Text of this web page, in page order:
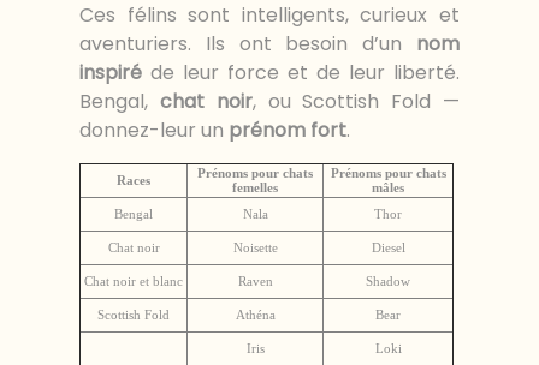
Ces félins sont intelligents, curieux et
aventuriers. Ils ont besoin d’un nom
inspiré de leur force et de leur liberté.
Bengal, chat noir, ou Scottish Fold —
donnez-leur un prénom fort.
Races
Prénoms pour chats
femelles
Prénoms pour chats
mâles
Bengal
Nala Thor
Chat noir Noisette Diesel
Chat noir et blanc Raven Shadow
Scottish Fold Athéna Bear
Iris Loki